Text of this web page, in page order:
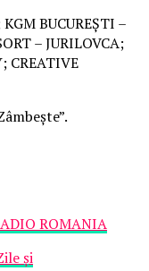
BUCUREȘTI –
– JURILOVCA;
CREATIVE
ROMANIA
și